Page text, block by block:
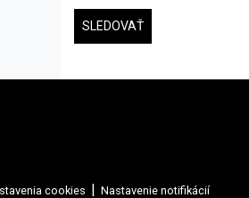
SLEDOVAŤ
cookies Nastavenie notifikácií